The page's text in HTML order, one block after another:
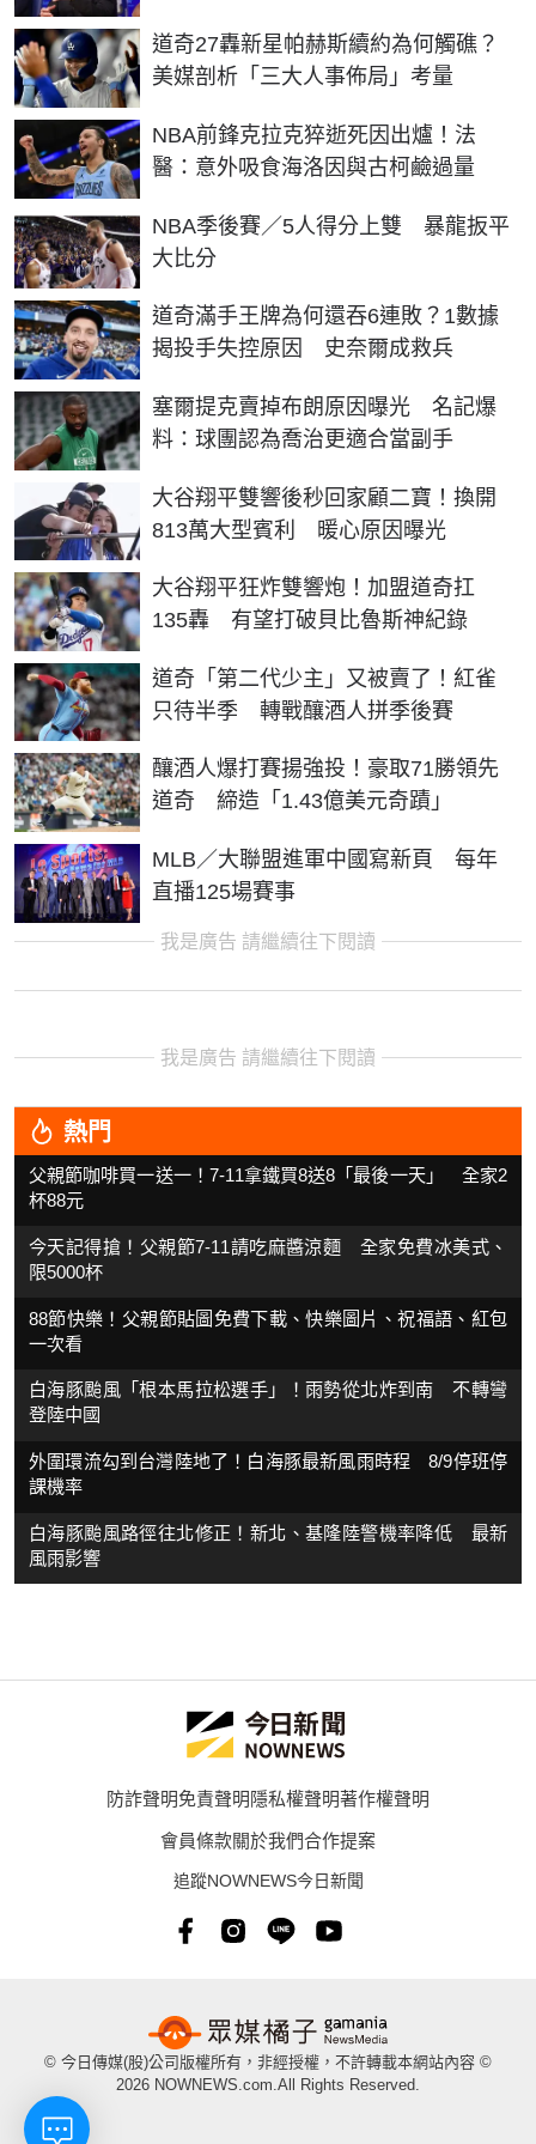
道奇27轟新星帕赫斯續約為何觸礁？
美媒剖析「三大人事佈局」考量
NBA前鋒克拉克猝逝死因出爐！法
醫：意外吸食海洛因與古柯鹼過量
NBA季後賽／5人得分上雙 暴龍扳平
大比分
道奇滿手王牌為何還吞6連敗？1數據
揭投手失控原因 史奈爾成救兵
塞爾提克賣掉布朗原因曝光 名記爆
料：球團認為喬治更適合當副手
大谷翔平雙響後秒回家顧二寶！換開
813萬大型賓利 暖心原因曝光
大谷翔平狂炸雙響炮！加盟道奇扛
135轟 有望打破貝比魯斯神紀錄
道奇「第二代少主」又被賣了！紅雀
只待半季 轉戰釀酒人拼季後賽
釀酒人爆打賽揚強投！豪取71勝領先
道奇 締造「1.43億美元奇蹟」
MLB／大聯盟進軍中國寫新頁 每年
直播125場賽事
我是廣告 請繼續往下閱讀
我是廣告 請繼續往下閱讀
熱門
父親節咖啡買一送一！7-11拿鐵買8送8「最後一天」 全家2
杯88元
今天記得搶！父親節7-11請吃麻醬涼麵 全家免費冰美式、
限5000杯
88節快樂！父親節貼圖免費下載、快樂圖片、祝福語、紅包
一次看
白海豚颱風「根本馬拉松選手」！雨勢從北炸到南 不轉彎
登陸中國
外圍環流勾到台灣陸地了！白海豚最新風雨時程 8/9停班停
課機率
白海豚颱風路徑往北修正！新北、基隆陸警機率降低 最新
風雨影響
防詐聲明免責聲明隱私權聲明著作權聲明
會員條款關於我們合作提案
追蹤NOWNEWS今日新聞
© 今日傳媒(股)公司版權所有，非經授權，不許轉載本網站內容 ©
2026 NOWNEWS.com.All Rights Reserved.